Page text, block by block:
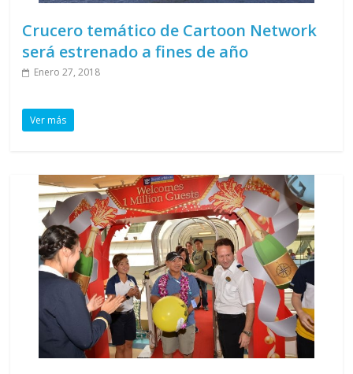
Crucero temático de Cartoon Network
será estrenado a fines de año
Enero 27, 2018
Ver más